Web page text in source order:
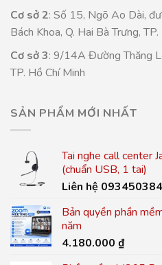
Cơ sở 2: Số 15, Ngõ Ao Dài,
Bách Khoa, Q. Hai Bà Trưng,
Cơ sở 3: 9/14A Đường Thăng
TP. Hồ Chí Minh
SẢN PHẨM MỚI NHẤT
Tai nghe call center
(chuẩn USB, 1 tai)
Liên hệ
Bản quyền phần
năm
4.180.000 ₫